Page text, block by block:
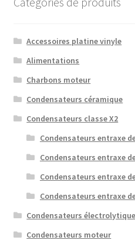
Accessoires platine vinyle
Alimentations
Charbons moteur
Condensateurs céramique
Condensateurs classe X2
Condensateurs entraxe
Condensateurs entraxe
Condensateurs entraxe
Condensateurs entraxe
Condensateurs
Condensateurs moteur